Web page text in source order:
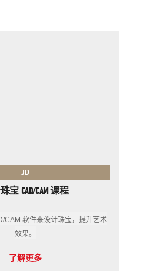
JD
宝 CAD/CAM 课程
CAM 软件来设计珠宝，提升艺术
效果。
了解更多